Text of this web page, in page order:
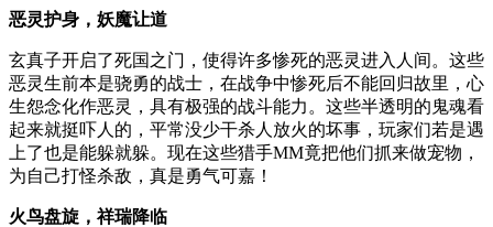
恶灵护身，妖魔让道
玄真子开启了死国之门，使得许多惨死的恶灵进入人间。这些
恶灵生前本是骁勇的战士，在战争中惨死后不能回归故里，心
生怨念化作恶灵，具有极强的战斗能力。这些半透明的鬼魂看
起来就挺吓人的，平常没少干杀人放火的坏事，玩家们若是遇
上了也是能躲就躲。现在这些猎手MM竟把他们抓来做宠物，
为自己打怪杀敌，真是勇气可嘉！
火鸟盘旋，祥瑞降临